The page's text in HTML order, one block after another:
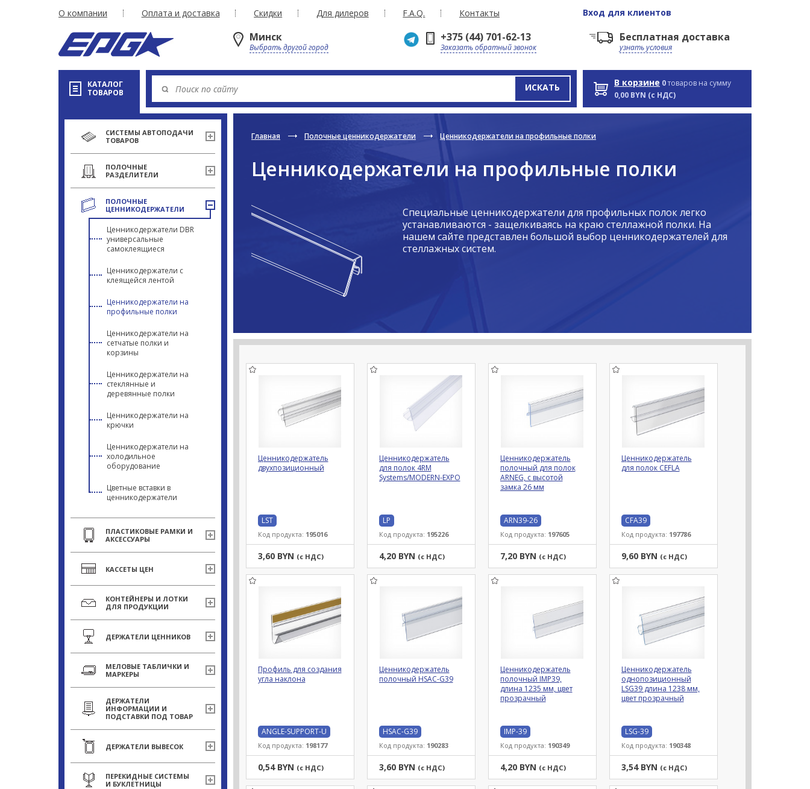
О компании Оплата и доставка Скидки Для дилеров F.A.Q. Контакты Вход для клиентов
Минск
Выбрать другой город
+375 (44) 701-62-13
Заказать обратный звонок
Бесплатная доставка
узнать условия
КАТАЛОГ
ТОВАРОВ
ИСКАТЬ В корзине 0товаров на сумму
0,00 BYN (с НДС)
СИСТЕМЫ АВТОПОДАЧИ
ТОВАРОВ
ПОЛОЧНЫЕ
РАЗДЕЛИТЕЛИ
ПОЛОЧНЫЕ
ЦЕННИКОДЕРЖАТЕЛИ
Ценникодержатели DBR
универсальные
самоклеящиеся
Ценникодержатели с
клеящейся лентой
Ценникодержатели на
профильные полки
Ценникодержатели на
сетчатые полки и
корзины
Ценникодержатели на
стеклянные и
деревянные полки
Ценникодержатели на
крючки
Ценникодержатели на
холодильное
оборудование
Цветные вставки в
ценникодержатели
ПЛАСТИКОВЫЕ РАМКИ И
АКСЕССУАРЫ
КАССЕТЫ ЦЕН
КОНТЕЙНЕРЫ И ЛОТКИ
ДЛЯ ПРОДУКЦИИ
ДЕРЖАТЕЛИ ЦЕННИКОВ
МЕЛОВЫЕ ТАБЛИЧКИ И
МАРКЕРЫ
ДЕРЖАТЕЛИ
ИНФОРМАЦИИ И
ПОДСТАВКИ ПОД ТОВАР
ДЕРЖАТЕЛИ ВЫВЕСОК
ПЕРЕКИДНЫЕ СИСТЕМЫ
И БУКЛЕТНИЦЫ
Главная Полочные ценникодержатели Ценникодержатели на профильные полки
Ценникодержатели на профильные полки
Специальные ценникодержатели для профильных полок легко
устанавливаются - защелкиваясь на краю стеллажной полки. На
нашем сайте представлен большой выбор ценникодержателей для
стеллажных систем.
Ценникодержатель
двухпозиционный
LST
Код продукта: 195016
3,60 BYN (с НДС)
Ценникодержатель
для полок 4RM
Systems/MODERN-EXPO
LP
Код продукта: 195226
4,20 BYN (с НДС)
Ценникодержатель
полочный для полок
ARNEG, с высотой
замка 26 мм
ARN39-26
Код продукта: 197605
7,20 BYN (с НДС)
Ценникодержатель
для полок CEFLA
CFA39
Код продукта: 197786
9,60 BYN (с НДС)
Профиль для создания
угла наклона
ANGLE-SUPPORT-U
Код продукта: 198177
0,54 BYN (с НДС)
Ценникодержатель
полочный HSAC-G39
HSAC-G39
Код продукта: 190283
3,60 BYN (с НДС)
Ценникодержатель
полочный IMP39,
длина 1235 мм, цвет
прозрачный
IMP-39
Код продукта: 190349
4,20 BYN (с НДС)
Ценникодержатель
однопозиционный
LSG39 длина 1238 мм,
цвет прозрачный
LSG-39
Код продукта: 190348
3,54 BYN (с НДС)